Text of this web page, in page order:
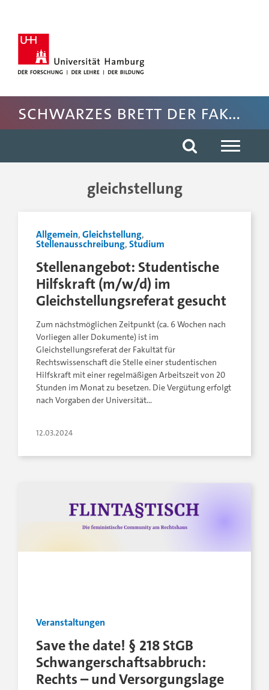
Fussbereich der Seite anspringen
Schwarzes Brett der Fakultät für Rechtswissenschaft
gleichstellung
Allgemein,Gleichstellung,
Stellenausschreibung,Studium
Stellenangebot: Studentische
Hilfskraft (m/w/d) im
Gleichstellungsreferat gesucht
Zum nächstmöglichen Zeitpunkt (ca. 6 Wochen nach
Vorliegen aller Dokumente) ist im
Gleichstellungsreferat der Fakultät für
Rechtswissenschaft die Stelle einer studentischen
Hilfskraft mit einer regelmäßigen Arbeitszeit von 20
Stunden im Monat zu besetzen. Die Vergütung erfolgt
nach Vorgaben der Universität…
12.03.2024
Veranstaltungen
Save the date! § 218 StGB
Schwangerschaftsabbruch:
Rechts – und Versorgungslage